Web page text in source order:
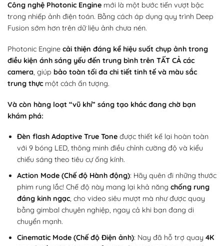
Công nghệ Photonic Engine mới là một bước tiến vượt bậc
trong nhiếp ảnh điện toán. Bằng cách áp dụng quy trình Deep
Fusion sớm hơn trên dữ liệu ảnh chưa nén.
Photonic Engine cải thiện đáng kể hiệu suất chụp ảnh trong
điều kiện ánh sáng yếu đến trung bình trên TẤT CẢ các
camera, giúp bảo toàn tối đa chi tiết tinh tế và màu sắc
trung thực một cách ấn tượng.
Và còn hàng loạt “vũ khí” sáng tạo khác đang chờ bạn
khám phá:
Đèn flash Adaptive True Toneđược thiết kế lại hoàn toàn
với 9 bóng LED, thông minh điều chỉnh cường độ và kiểu
chiếu sáng theo tiêu cự ống kính.
Action Mode (Chế độ Hành động): Hãy quên đi những thước
phim rung lắc! Chế độ này mang lại khả năng chống rung
đáng kinh ngạc, cho video siêu mượt mà như được quay
bằng gimbal chuyên nghiệp, ngay cả khi bạn đang di
chuyển mạnh.
Cinematic Mode (Chế độ Điện ảnh): Nay đã hỗ trợ quay 4K